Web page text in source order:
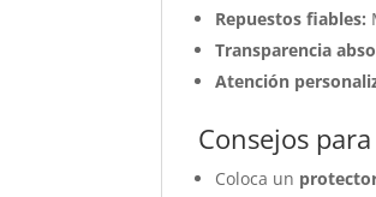
Repuestos fiables:
Transparencia
Atención
Consejos
Coloca un